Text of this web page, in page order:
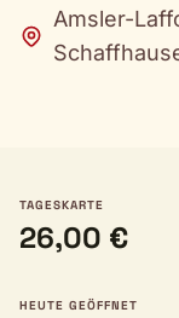
Amsler-
TAGESKARTE
26,00 €
HEUTE GEÖFFNET